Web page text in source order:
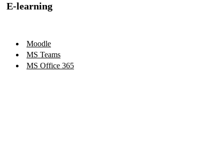
E-learning
Moodle
MS Teams
MS Office 365